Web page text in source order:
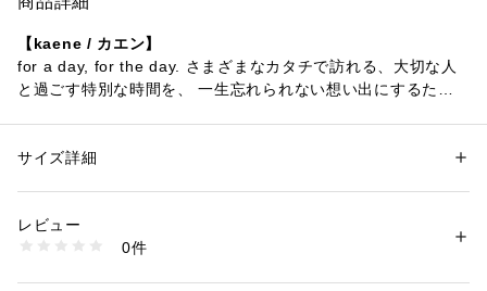
【kaene / カエン】
for a day, for the day. さまざまなカタチで訪れる、大切な人
と過ごす特別な時間を、 一生忘れられない想い出にするため
ォーマル・セレモニーコレクションを軸に「フォーマルシーン
性別：レディース
素材：本体 : レーヨン66% ナイロン28% ポリウレタン6%
洗濯：-
※詳しい洗濯方法については、商品の品質表示タグをご覧ください
CR26210-2010014 （ショップ）
サイズ詳細
レビュー
0件